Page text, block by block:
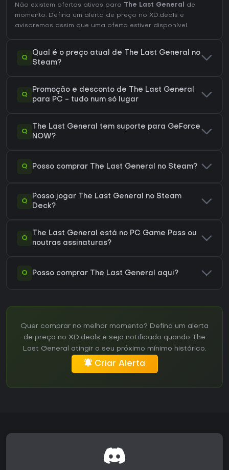
Não existem ofertas ativas para The Last General
de
momento. Defina um alerta de preço no XD.deals e
avisaremos assim que uma oferta estiver disponível.
Q
Qual é o preço atual de The Last General no
Steam?
Q
Promoção e desconto de The Last General
para PC - tudo num só lugar
Q
The Last General tem suporte para GeForce
NOW?
Q Posso comprar The Last General no Steam?
Q
Posso jogar The Last General no Steam
Deck?
Q
The Last General está no PC Game Pass ou
noutras assinaturas?
Q Posso comprar The Last General aqui?
Quer comprar no melhor momento? Defina um alerta
de preço no XD.deals e seja notificado quando The
Last General atingir o seu próximo mínimo histórico.
Criar Alerta